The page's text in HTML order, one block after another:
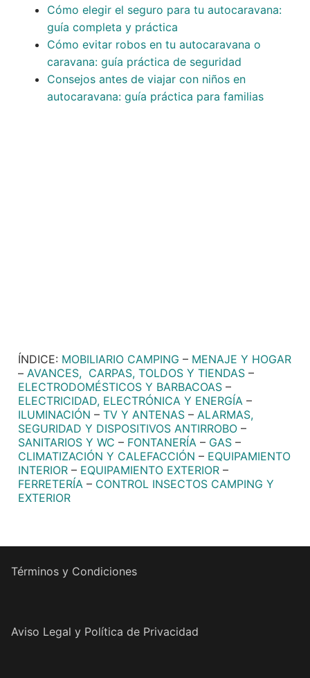
Cómo elegir el seguro para tu autocaravana:
guía completa y práctica
Cómo evitar robos en tu autocaravana o
caravana: guía práctica de seguridad
Consejos antes de viajar con niños en
autocaravana: guía práctica para familias
ÍNDICE: MOBILIARIO CAMPING – MENAJE Y HOGAR
– AVANCES, CARPAS, TOLDOS Y TIENDAS –
ELECTRODOMÉSTICOS Y BARBACOAS –
ELECTRICIDAD, ELECTRÓNICA Y ENERGÍA –
ILUMINACIÓN – TV Y ANTENAS – ALARMAS,
SEGURIDAD Y DISPOSITIVOS ANTIRROBO –
SANITARIOS Y WC – FONTANERÍA – GAS –
CLIMATIZACIÓN Y CALEFACCIÓN – EQUIPAMIENTO
INTERIOR – EQUIPAMIENTO EXTERIOR –
FERRETERÍA – CONTROL INSECTOS CAMPING Y
EXTERIOR
Términos y Condiciones
Aviso Legal y Política de Privacidad